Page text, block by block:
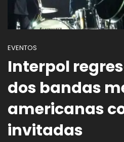
EVENTOS
Interpol
dos bandas
americanas
invitadas